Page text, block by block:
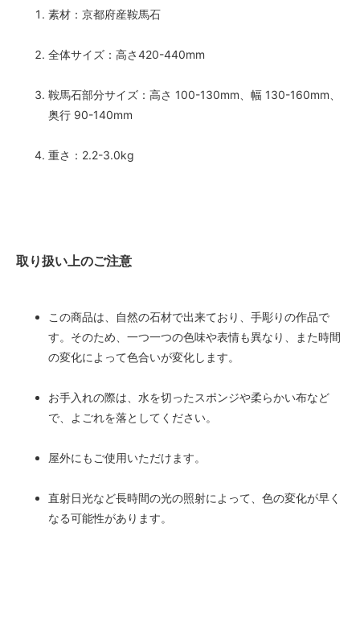
素材：京都府産鞍馬石
全体サイズ：高さ420-440mm
鞍馬石部分サイズ：高さ 100-130mm、幅 130-160mm、
奥行 90-140mm
重さ：2.2-3.0kg
取り扱い上のご注意
この商品は、自然の石材で出来ており、手彫りの作品で
す。そのため、一つ一つの色味や表情も異なり、また時間
の変化によって色合いが変化します。
お手入れの際は、水を切ったスポンジや柔らかい布など
で、よごれを落としてください。
屋外にもご使用いただけます。
直射日光など長時間の光の照射によって、色の変化が早く
なる可能性があります。